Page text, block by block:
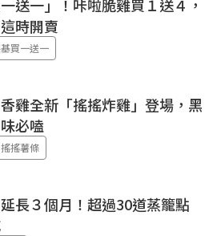
送一」！咔啦脆雞買１送４，
時開賣
買一送一
雞全新「搖搖炸雞」登場，黑
必嗑
搖薯條
長３個月！超過30道蒸籠點